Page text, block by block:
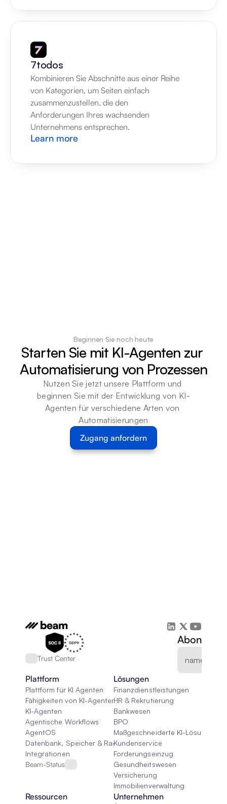
7todos
Kombinieren Sie Abschnitte aus einer Reihe
von Kategorien, um Seiten einfach
zusammenzustellen, die den
Anforderungen Ihres wachsenden
Unternehmens entsprechen.
Learn more
Beginnen Sie noch heute
Starten Sie mit KI-Agenten zur
Automatisierung von Prozessen
Nutzen Sie jetzt unsere Plattform und
beginnen Sie mit der Entwicklung von KI-
Agenten für verschiedene Arten von
Automatisierungen
Zugang anfordern
Trust Center
Plattform
Plattform für KI Agenten
Fähigkeiten von KI-Agenten
KI-Agenten
Agentische Workflows
AgentOS
Datenbank, Speicher & Rag
Integrationen
Beam-Status
Lösungen
Finanzdienstleistungen
HR & Rekrutierung
Bankwesen
BPO
Maßgeschneiderte KI-Lösungen
Kundenservice
Forderungseinzug
Gesundheitswesen
Versicherung
Immobilienverwaltung
Ressourcen Unternehmen